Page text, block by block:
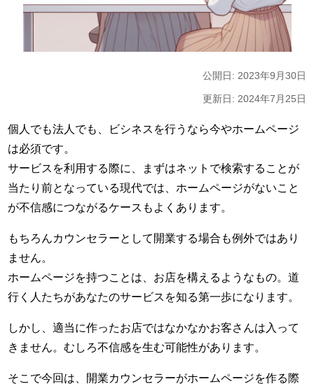
公開日: 2023年9月30日
更新日: 2024年7月25日
個人でも法人でも、ビシネスを行うなら今やホームページ
は必須です。
サービスを利用する際に、まずはネットで検索することが
当たり前となっている現代では、ホームページがないこと
が不信感につながるケースもよくあります。
もちろんカウンセラーとして開業する場合も例外ではあり
ません。
ホームページを持つことは、お店を構えるようなもの。道
行く人たちがあなたのサービスを知る第一歩になります。
しかし、適当に作ったお店ではなかなかお客さんは入って
きません。むしろ不信感を生む可能性があります。
そこで今回は、開業カウンセラーがホームページを作る際